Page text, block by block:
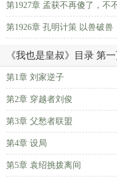
第1927章 孟获不再傻了，不
第1926章 孔明计策 以兽破兽
《我也是皇叔》目录 第一
第1章 刘家逆子
第2章 穿越者刘俊
第3章 父愁者联盟
第4章 设局
第5章 袁绍挑拨离间